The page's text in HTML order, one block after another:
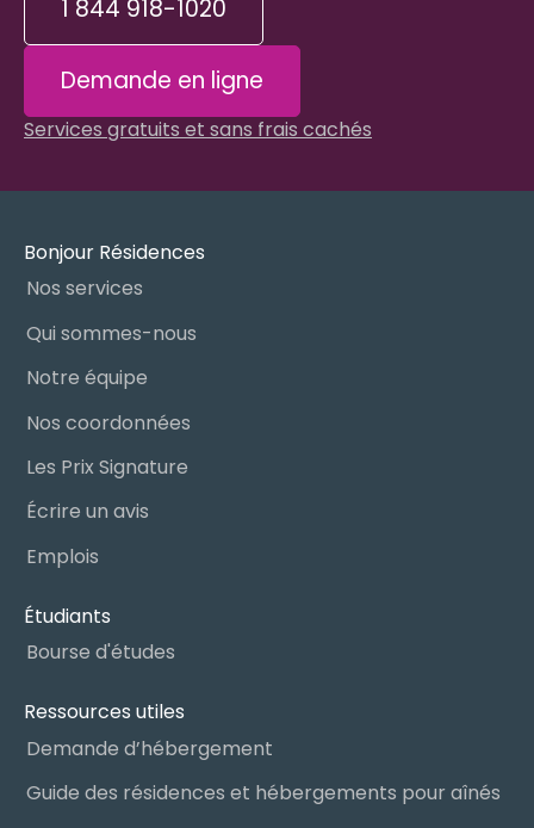
1 844 918-1020
Demande en ligne
Services gratuits et sans frais cachés
Bonjour Résidences
Nos services
Qui sommes-nous
Notre équipe
Nos coordonnées
Les Prix Signature
Écrire un avis
Emplois
Étudiants
Bourse d'études
Ressources utiles
Demande d’hébergement
Guide des résidences et hébergements pour aînés